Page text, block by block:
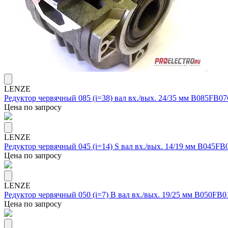
LENZE
Редуктор червячный 085 (i=38) вал вх./вых. 24/35 мм
Цена по запросу
LENZE
Редуктор червячный 045 (i=14) S вал вх./вых. 14/19 мм
Цена по запросу
LENZE
Редуктор червячный 050 (i=7) B вал вх./вых. 19/25 мм
Цена по запросу